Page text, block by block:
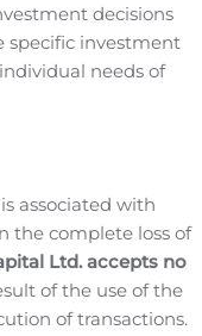
OLE
MUODOSTA
TIEDOTE EI
OSTAA
TAI
HYVÄKSYÄ
decisions
specific investment
needs of
associated with
the complete loss of
Ltd. accepts no
of the use of the
of transactions.